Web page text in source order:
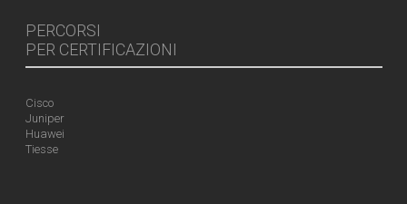
PERCORSI
PER CERTIFICAZIONI
Cisco
Juniper
Huawei
Tiesse